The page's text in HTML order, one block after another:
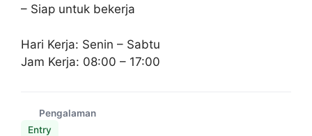
– Siap untuk bekerja
Hari Kerja: Senin – Sabtu
Jam Kerja: 08:00 – 17:00
Pengalaman
Entry